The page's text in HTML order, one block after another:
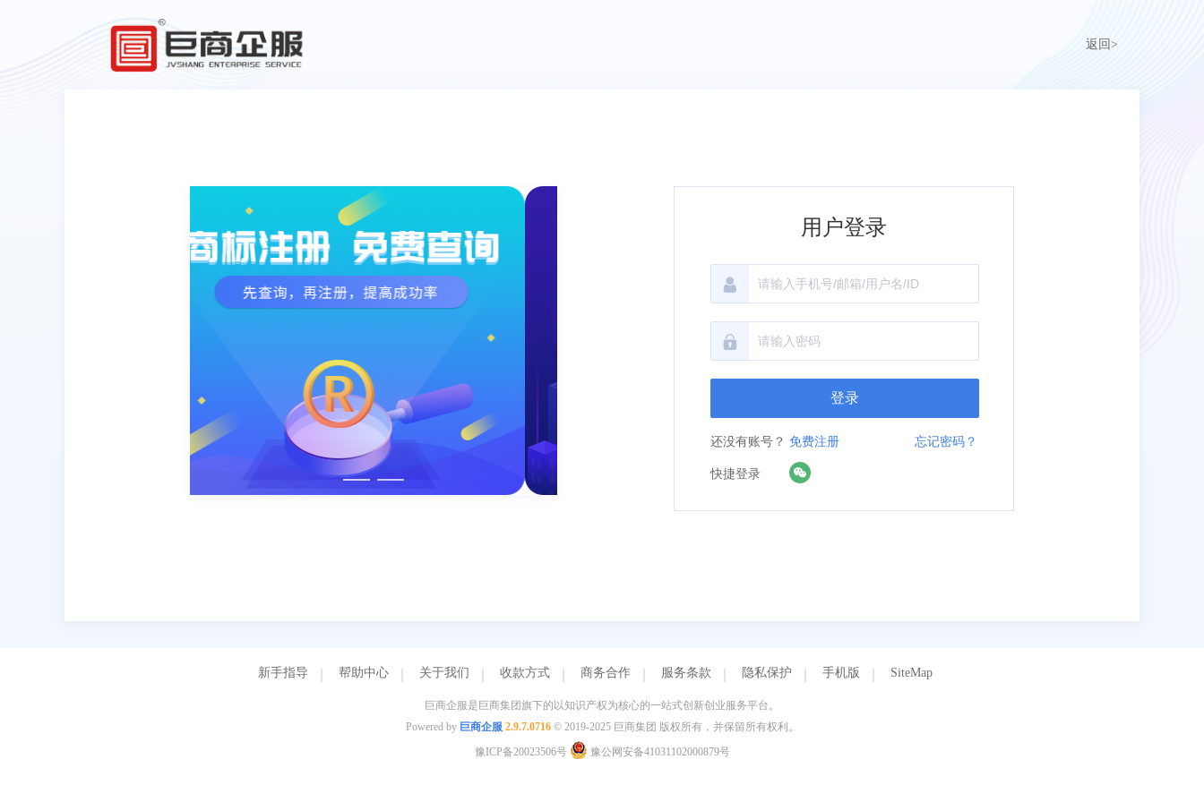
返回>
用户登录
登录
还没有账号？ 免费注册 忘记密码？
快捷登录
新手指导 帮助中心 关于我们 收款方式 商务合作 服务条款 隐私保护 手机版 SiteMap
巨商企服是巨商集团旗下的以知识产权为核心的一站式创新创业服务平台。
Powered by 巨商企服 2.9.7.0716© 2019-2025 巨商集团 版权所有，并保留所有权利。
豫ICP备20023506号
豫公网安备41031102000879号